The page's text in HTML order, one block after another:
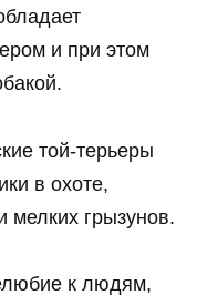
и при этом
той-терьеры
в охоте,
мелких грызунов.
к людям,